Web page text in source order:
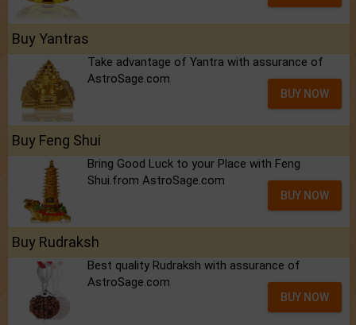
Buy Yantras
Take advantage of Yantra with assurance of
AstroSage.com
BUY NOW
Buy Feng Shui
Bring Good Luck to your Place with Feng
Shui.from AstroSage.com
BUY NOW
Buy Rudraksh
Best quality Rudraksh with assurance of
AstroSage.com
BUY NOW